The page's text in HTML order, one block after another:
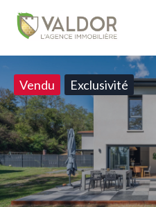
Vendu Exclusivité